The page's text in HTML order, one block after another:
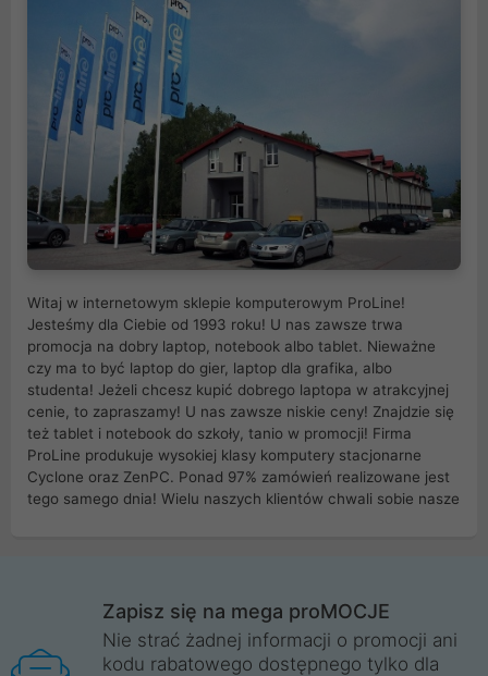
Witaj w internetowym sklepie komputerowym ProLine!
Jesteśmy dla Ciebie od 1993 roku! U nas zawsze trwa
promocja na dobry laptop, notebook albo tablet. Nieważne
czy ma to być laptop do gier, laptop dla grafika, albo
studenta! Jeżeli chcesz kupić dobrego laptopa w atrakcyjnej
cenie, to zapraszamy! U nas zawsze niskie ceny! Znajdzie się
też tablet i notebook do szkoły, tanio w promocji! Firma
ProLine produkuje wysokiej klasy komputery stacjonarne
Cyclone oraz ZenPC. Ponad 97% zamówień realizowane jest
tego samego dnia! Wielu naszych klientów chwali sobie nasze
Wrocław, Poznań, Legnica, Katowice, Gliwice, Kalisz, Bytom,
Trzebnica, Opole. Szybka i profesjonalna obsługa!
Zapisz się na mega proMOCJE
Nie strać żadnej informacji o promocji ani
kodu rabatowego dostępnego tylko dla